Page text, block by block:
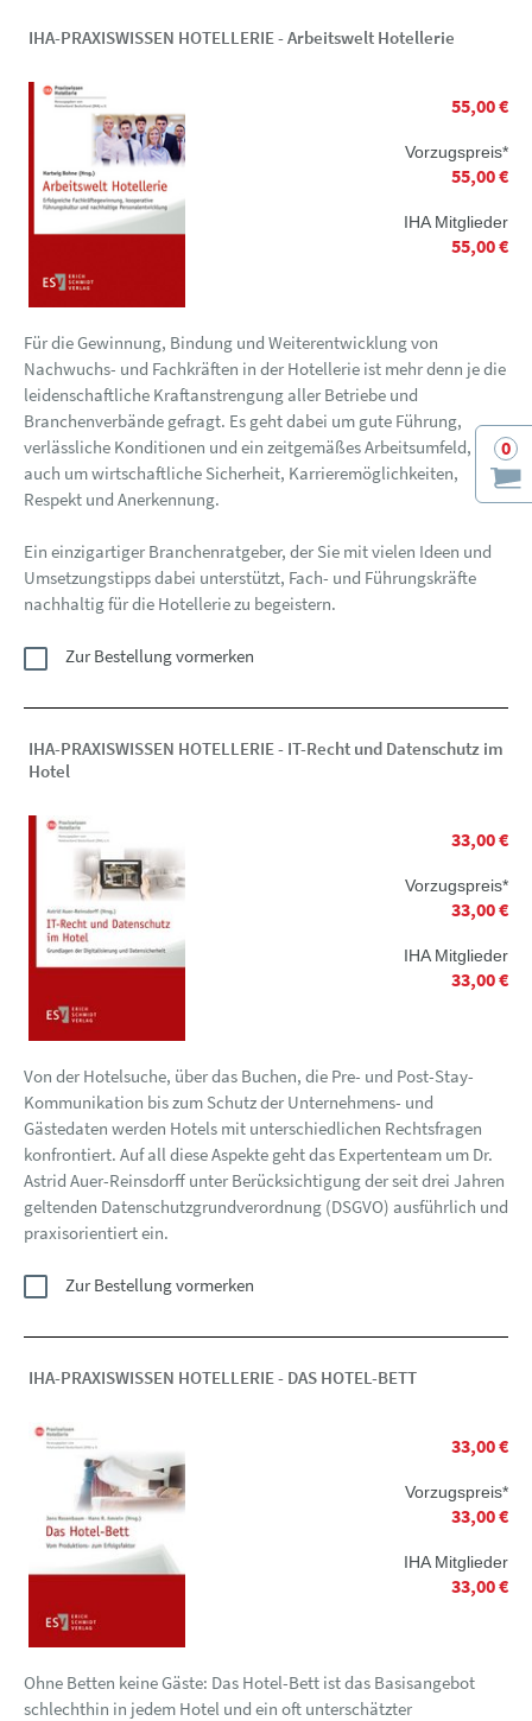
0
IHA-PRAXISWISSEN HOTELLERIE - Arbeitswelt Hotellerie
55,00 €
Vorzugspreis*
55,00 €
IHA Mitglieder
55,00 €
Für die Gewinnung, Bindung und Weiterentwicklung von
Nachwuchs- und Fachkräften in der Hotellerie ist mehr denn je die
leidenschaftliche Kraftanstrengung aller Betriebe und
Branchenverbände gefragt. Es geht dabei um gute Führung,
verlässliche Konditionen und ein zeitgemäßes Arbeitsumfeld, aber
auch um wirtschaftliche Sicherheit, Karrieremöglichkeiten,
Respekt und Anerkennung.
Ein einzigartiger Branchenratgeber, der Sie mit vielen Ideen und
Umsetzungstipps dabei unterstützt, Fach- und Führungskräfte
nachhaltig für die Hotellerie zu begeistern.
Zur Bestellung vormerken
IHA-PRAXISWISSEN HOTELLERIE - IT-Recht und Datenschutz im
Hotel
33,00 €
Vorzugspreis*
33,00 €
IHA Mitglieder
33,00 €
Von der Hotelsuche, über das Buchen, die Pre- und Post-Stay-
Kommunikation bis zum Schutz der Unternehmens- und
Gästedaten werden Hotels mit unterschiedlichen Rechtsfragen
konfrontiert. Auf all diese Aspekte geht das Expertenteam um Dr.
Astrid Auer-Reinsdorff unter Berücksichtigung der seit drei Jahren
geltenden Datenschutzgrundverordnung (DSGVO) ausführlich und
praxisorientiert ein.
Zur Bestellung vormerken
IHA-PRAXISWISSEN HOTELLERIE - DAS HOTEL-BETT
33,00 €
Vorzugspreis*
33,00 €
IHA Mitglieder
33,00 €
Ohne Betten keine Gäste: Das Hotel-Bett ist das Basisangebot
schlechthin in jedem Hotel und ein oft unterschätzter